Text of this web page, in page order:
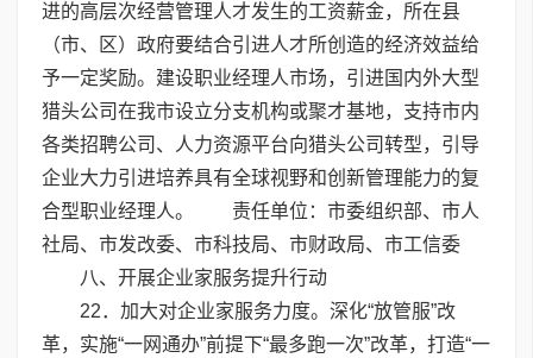
进的高层次经营管理人才发生的工资薪金，所在县
（市、区）政府要结合引进人才所创造的经济效益给
予一定奖励。建设职业经理人市场，引进国内外大型
猎头公司在我市设立分支机构或聚才基地，支持市内
各类招聘公司、人力资源平台向猎头公司转型，引导
企业大力引进培养具有全球视野和创新管理能力的复
合型职业经理人。 责任单位：市委组织部、市人
社局、市发改委、市科技局、市财政局、市工信委
八、开展企业家服务提升行动
22．加大对企业家服务力度。深化“放管服”改
革，实施“一网通办”前提下“最多跑一次”改革，打造“一